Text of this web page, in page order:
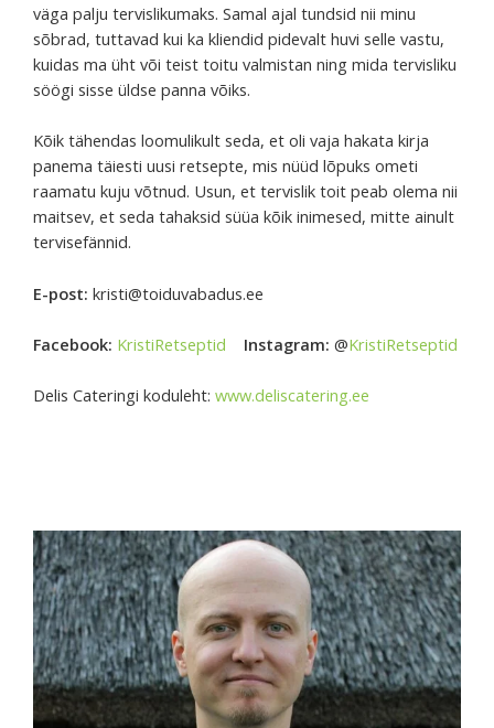
väga palju tervislikumaks. Samal ajal tundsid nii minu
sõbrad, tuttavad kui ka kliendid pidevalt huvi selle vastu,
kuidas ma üht või teist toitu valmistan ning mida tervisliku
söögi sisse üldse panna võiks.
Kõik tähendas loomulikult seda, et oli vaja hakata kirja
panema täiesti uusi retsepte, mis nüüd lõpuks ometi
raamatu kuju võtnud. Usun, et tervislik toit peab olema nii
maitsev, et seda tahaksid süüa kõik inimesed, mitte ainult
tervisefännid.
E-post: kristi@toiduvabadus.ee
Facebook: KristiRetseptid Instagram: @KristiRetseptid
Delis Cateringi koduleht: www.deliscatering.ee